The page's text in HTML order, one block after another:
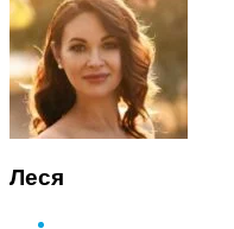
Леся